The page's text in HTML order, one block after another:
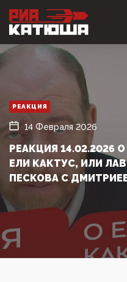
РЕАКЦИЯ
14 Февраля 2026
РЕАКЦИЯ 14.02.2026
ЕЛИ КАКТУС, ИЛИ
ПЕСКОВА С